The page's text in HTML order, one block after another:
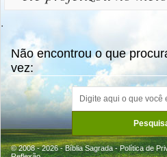
.
Não encontrou o que
vez:
© 2008 - 2026 - Bíblia Sagrada -Política de